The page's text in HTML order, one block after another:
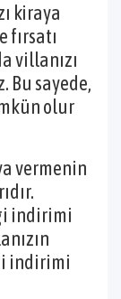
kiraya
villanızı
sayede,
olur
vermenin
indirimi
indirimi